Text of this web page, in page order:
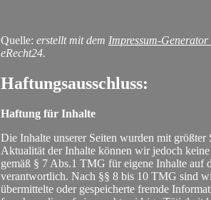
Quelle: erstellt mit dem Impressum-
eRecht24.
Haftungsausschluss:
Haftung für Inhalte
Die Inhalte unserer Seiten wurden mit
Aktualität der Inhalte können wir jedoch
gemäß § 7 Abs.1 TMG für eigene Inhalte auf
verantwortlich. Nach §§ 8 bis 10 TMG sind
übermittelte oder gespeicherte fremde